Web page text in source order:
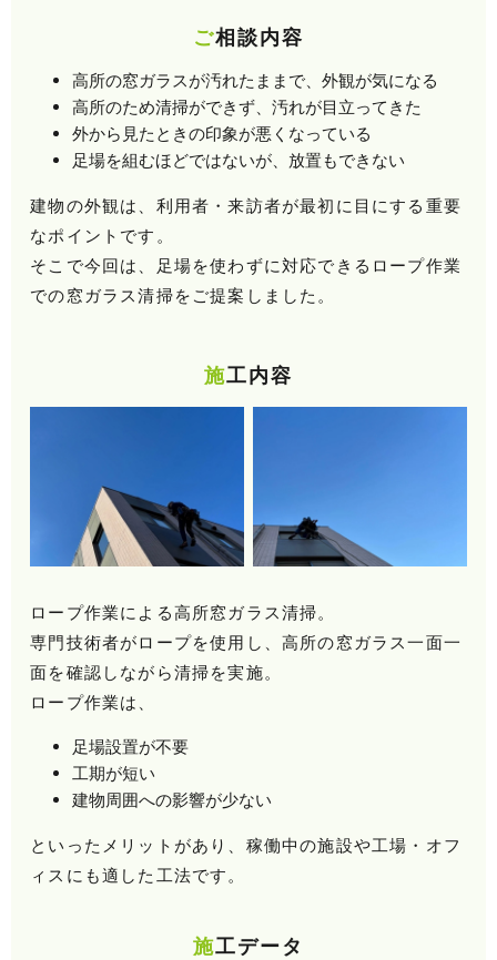
ご相談内容
高所の窓ガラスが汚れたままで、外観が気になる
高所のため清掃ができず、汚れが目立ってきた
外から見たときの印象が悪くなっている
足場を組むほどではないが、放置もできない
建物の外観は、利用者・来訪者が最初に目にする重要
なポイントです。
そこで今回は、足場を使わずに対応できるロープ作業
での窓ガラス清掃をご提案しました。
施工内容
ロープ作業による高所窓ガラス清掃。
専門技術者がロープを使用し、高所の窓ガラス一面一
面を確認しながら清掃を実施。
ロープ作業は、
足場設置が不要
工期が短い
建物周囲への影響が少ない
といったメリットがあり、稼働中の施設や工場・オフ
ィスにも適した工法です。
施工データ